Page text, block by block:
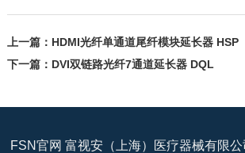
上一篇： HDMI光纤单通道尾纤模块延长器 HSP
下一篇： DVI双链路光纤7通道延长器 DQL
FSN官网 富视安（上海）医疗器械有限公